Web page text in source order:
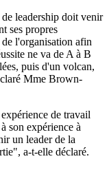
leadership doit venir
ses propres
de l'organisation afin
ne va de A à B
puis d'un volcan,
Mme Brown-
de travail
son expérience à
un leader de la
a-t-elle déclaré.